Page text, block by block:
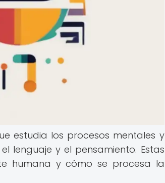
estudia los procesos mentales y
lenguaje y el pensamiento. Estas
humana y cómo se procesa la